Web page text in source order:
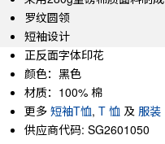
罗纹圆领
短袖设计
正反面字体印花
颜色：黑色
材质：100% 棉
更多 短袖T恤, T 恤 及 服装
供应商代码: SG2601050